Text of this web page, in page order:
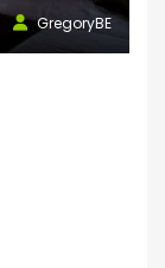
GregoryBE